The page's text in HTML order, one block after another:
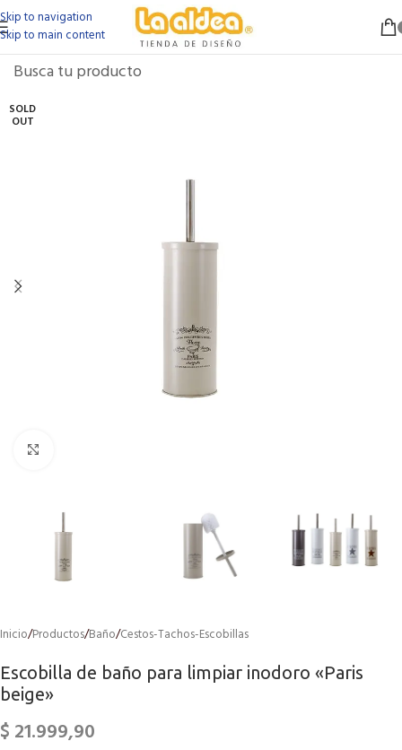
Skip to navigation
Skip to main content
SOLD
OUT
Inicio/Productos/Baño/Cestos-Tachos-Escobillas
Escobilla de baño para limpiar inodoro «Paris
beige»
$ 21.999,90